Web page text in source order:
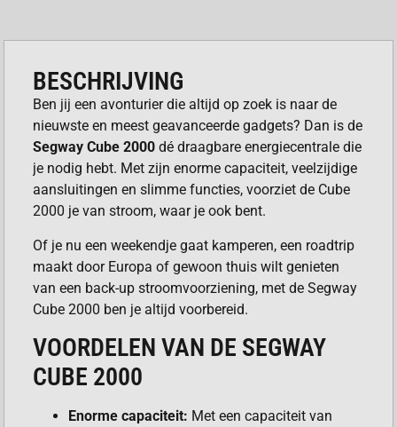
BESCHRIJVING
Ben jij een avonturier die altijd op zoek is naar de
nieuwste en meest geavanceerde gadgets? Dan is de
Segway Cube 2000 dé draagbare energiecentrale die
je nodig hebt. Met zijn enorme capaciteit, veelzijdige
aansluitingen en slimme functies, voorziet de Cube
2000 je van stroom, waar je ook bent.
Of je nu een weekendje gaat kamperen, een roadtrip
maakt door Europa of gewoon thuis wilt genieten
van een back-up stroomvoorziening, met de Segway
Cube 2000 ben je altijd voorbereid.
VOORDELEN VAN DE SEGWAY
CUBE 2000
Enorme capaciteit: Met een capaciteit van